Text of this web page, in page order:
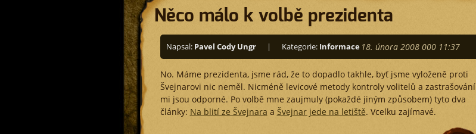
Něco málo k volbě prezidenta
Napsal: Pavel Cody Ungr | Kategorie: Informace 18. února 2008 000 11:37
No. Máme prezidenta, jsme rád, že to dopadlo takhle, byť jsme vyloženě proti
Švejnarovi nic neměl. Nicméně levicové metody kontroly volitelů a zastrašování
mi jsou odporné. Po volbě mne zaujmuly (pokaždé jiným způsobem) tyto dva
články: Na blití ze Švejnara a Švejnar jede na letiště. Vcelku zajímavé.